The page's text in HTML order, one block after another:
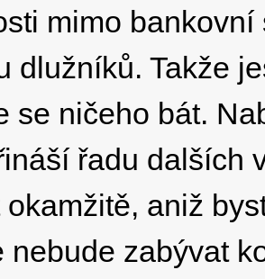
mimo
dlužníků. Takže
se ničeho bát.
řadu dalších
okamžitě, aniž
nebude zabývat